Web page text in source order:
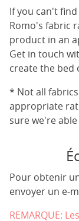
If you can't
Romo's fabric
product in an
Get in touch
create the bed
* Not all
appropriate
sure we're
Pour obtenir
envoyer un e-
REMARQUE: